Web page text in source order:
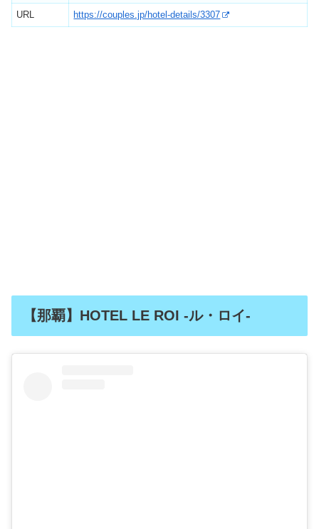
URL https://couples.jp/hotel-details/3307
【那覇】HOTEL LE ROI -ル・ロイ-